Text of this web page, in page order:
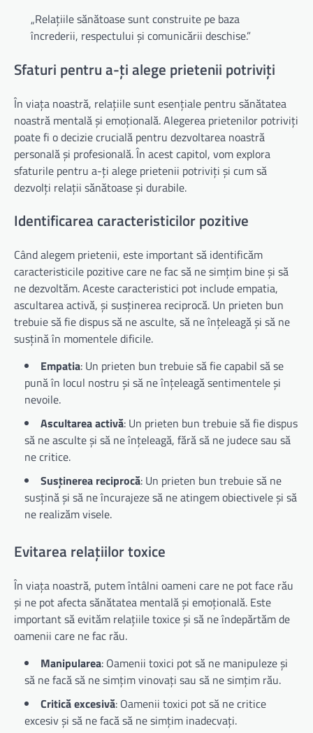
„Relațiile sănătoase sunt construite pe baza
încrederii, respectului și comunicării deschise.”
Sfaturi pentru a-ți alege prietenii potriviți
În viața noastră, relațiile sunt esențiale pentru sănătatea
noastră mentală și emoțională. Alegerea prietenilor potriviți
poate fi o decizie crucială pentru dezvoltarea noastră
personală și profesională. În acest capitol, vom explora
sfaturile pentru a-ți alege prietenii potriviți și cum să
dezvolți relații sănătoase și durabile.
Identificarea caracteristicilor pozitive
Când alegem prietenii, este important să identificăm
caracteristicile pozitive care ne fac să ne simțim bine și să
ne dezvoltăm. Aceste caracteristici pot include empatia,
ascultarea activă, și susținerea reciprocă. Un prieten bun
trebuie să fie dispus să ne asculte, să ne înțeleagă și să ne
susțină în momentele dificile.
Empatia: Un prieten bun trebuie să fie capabil să se
pună în locul nostru și să ne înțeleagă sentimentele și
nevoile.
Ascultarea activă: Un prieten bun trebuie să fie dispus
să ne asculte și să ne înțeleagă, fără să ne judece sau să
ne critice.
Susținerea reciprocă: Un prieten bun trebuie să ne
susțină și să ne încurajeze să ne atingem obiectivele și să
ne realizăm visele.
Evitarea relațiilor toxice
În viața noastră, putem întâlni oameni care ne pot face rău
și ne pot afecta sănătatea mentală și emoțională. Este
important să evităm relațiile toxice și să ne îndepărtăm de
oamenii care ne fac rău.
Manipularea: Oamenii toxici pot să ne manipuleze și
să ne facă să ne simțim vinovați sau să ne simțim rău.
Critică excesivă: Oamenii toxici pot să ne critice
excesiv și să ne facă să ne simțim inadecvați.